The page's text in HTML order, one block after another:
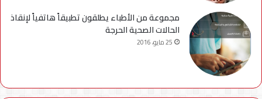
مجموعة من الأطباء يطلقون تطبيقاً هاتفياً لإنقاذ
الحالات الصحية الحرجة
25 مايو، 2016